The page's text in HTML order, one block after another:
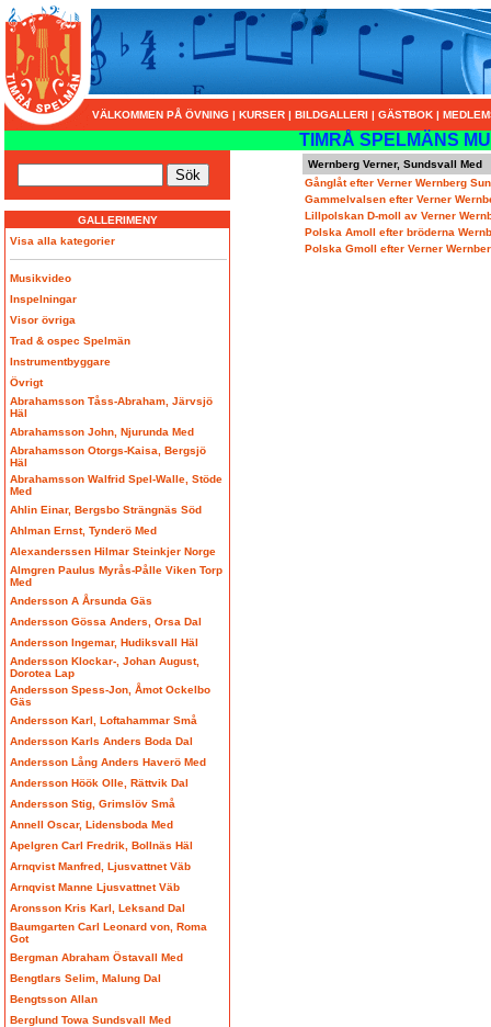
VÄLKOMMEN PÅ ÖVNING | KURSER | BILDGALLERI | GÄSTBOK |
TIMRÅ SPELMÄNS
GALLERIMENY
Visa alla kategorier
Musikvideo
Inspelningar
Visor övriga
Trad & ospec Spelmän
Instrumentbyggare
Övrigt
Abrahamsson Tåss-Abraham, Järvsjö
Häl
Abrahamsson John, Njurunda Med
Abrahamsson Otorgs-Kaisa, Bergsjö
Häl
Abrahamsson Walfrid Spel-Walle, Stöde
Med
Ahlin Einar, Bergsbo Strängnäs Söd
Ahlman Ernst, Tynderö Med
Alexanderssen Hilmar Steinkjer Norge
Almgren Paulus Myrås-Pålle Viken Torp
Med
Andersson A Årsunda Gäs
Andersson Gössa Anders, Orsa Dal
Andersson Ingemar, Hudiksvall Häl
Andersson Klockar-, Johan August,
Dorotea Lap
Andersson Spess-Jon, Åmot Ockelbo
Gäs
Andersson Karl, Loftahammar Små
Andersson Karls Anders Boda Dal
Andersson Lång Anders Haverö Med
Andersson Höök Olle, Rättvik Dal
Andersson Stig, Grimslöv Små
Annell Oscar, Lidensboda Med
Apelgren Carl Fredrik, Bollnäs Häl
Arnqvist Manfred, Ljusvattnet Väb
Arnqvist Manne Ljusvattnet Väb
Aronsson Kris Karl, Leksand Dal
Baumgarten Carl Leonard von, Roma
Got
Bergman Abraham Östavall Med
Bengtlars Selim, Malung Dal
Bengtsson Allan
Berglund Towa Sundsvall Med
Wernberg Verner, Sundsvall Med
Gånglåt efter Verner Wernberg
Gammelvalsen efter Verner
Lillpolskan D-moll av Verner
Polska Amoll efter bröderna
Polska Gmoll efter Verner